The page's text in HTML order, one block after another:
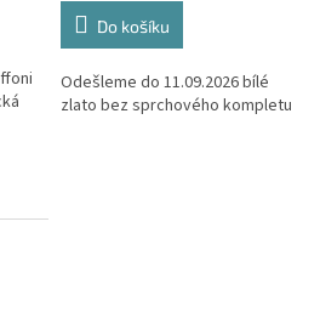
Do košíku
Odešleme do 11.09.2026 bílé
zlato bez sprchového kompletu